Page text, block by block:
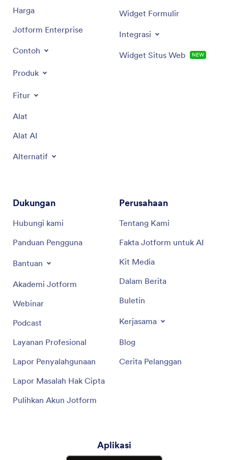
Harga
Jotform Enterprise
Contoh
Produk
Fitur
Alat
Alat AI
Alternatif
Widget Formulir
Integrasi
Widget Situs Web NEW
Dukungan
Hubungi kami
Panduan Pengguna
Bantuan
Akademi Jotform
Webinar
Podcast
Layanan Profesional
Lapor Penyalahgunaan
Lapor Masalah Hak Cipta
Pulihkan Akun Jotform
Perusahaan
Tentang Kami
Fakta Jotform untuk AI
Kit Media
Dalam Berita
Buletin
Kerjasama
Blog
Cerita Pelanggan
Aplikasi